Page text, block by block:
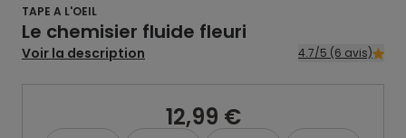
TAPE A L'OEIL
Le chemisier fluide fleuri
Voir la description 4.7/5 (6 avis)
12,99 €